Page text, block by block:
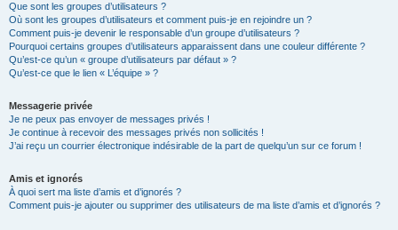
Que sont les groupes d’utilisateurs ?
Où sont les groupes d’utilisateurs et comment puis-je en rejoindre un ?
Comment puis-je devenir le responsable d’un groupe d’utilisateurs ?
Pourquoi certains groupes d’utilisateurs apparaissent dans une couleur différente ?
Qu’est-ce qu’un « groupe d’utilisateurs par défaut » ?
Qu’est-ce que le lien « L’équipe » ?
Messagerie privée
Je ne peux pas envoyer de messages privés !
Je continue à recevoir des messages privés non sollicités !
J’ai reçu un courrier électronique indésirable de la part de quelqu’un sur ce forum !
Amis et ignorés
À quoi sert ma liste d’amis et d’ignorés ?
Comment puis-je ajouter ou supprimer des utilisateurs de ma liste d’amis et d’ignorés ?